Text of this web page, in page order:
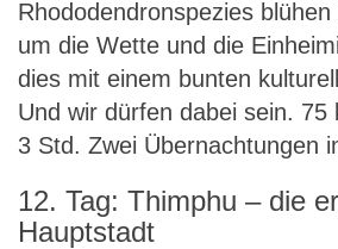
Rhododendronspezies blühen
um die Wette und die
dies mit einem bunten
Und wir dürfen dabei sein. 75
3 Std. Zwei Übernachtungen
12. Tag: Thimphu – die
Hauptstadt